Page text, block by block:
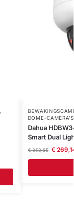
,
DOME-CAMERA’S
Dahua
Smart Dual
€358,85 €